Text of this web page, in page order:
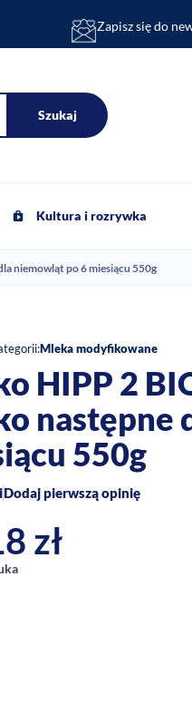
Zapisz się do
Szukaj
Kultura i rozrywka
niemowląt po 6 miesiącu 550g
Mleka modyfikowane
HIPP 2
następne
550g
Dodaj pierwszą opinię
zł